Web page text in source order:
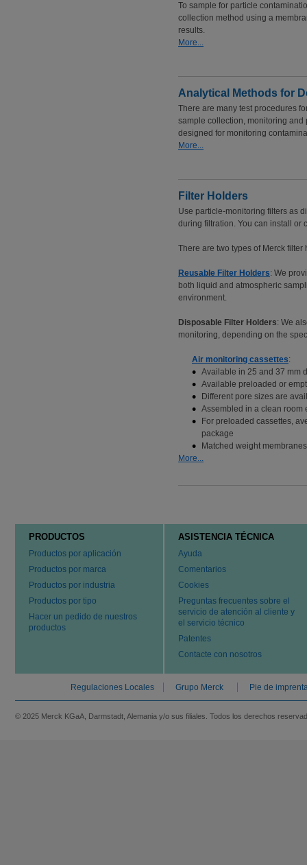
To sample for particle
collection method using a
results.
More...
Analytical Methods for
There are many test procedures
sample collection, monitoring
designed for monitoring
More...
Filter Holders
Use particle-monitoring filters as
during filtration. You can install or
There are two types of Merck
Reusable Filter Holders: We
both liquid and atmospheric
environment.
Disposable Filter Holders: We
monitoring, depending on the
Air monitoring cassettes:
Available in 25 and 37 mm
Available preloaded or
Different pore sizes are
Assembled in a clean room
For preloaded cassettes,
package
Matched weight
More...
PRODUCTOS
Productos por aplicación
Productos por marca
Productos por industria
Productos por tipo
Hacer un pedido de nuestros
productos
ASISTENCIA TÉCNICA
Ayuda
Comentarios
Cookies
Preguntas frecuentes sobre el
servicio de atención al cliente y
el servicio técnico
Patentes
Contacte con nosotros
Regulaciones Locales Grupo Merck Pie de
© 2025 Merck KGaA, Darmstadt, Alemania y/o sus filiales. Todos los derechos